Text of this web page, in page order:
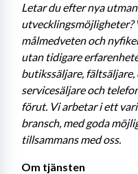
Letar du efter nya
utvecklingsmöjligheter?
målmedveten och
utan tidigare
butikssäljare,
servicesäljare och
förut. Vi arbetar i ett
bransch, med goda
tillsammans med oss.
Om tjänsten